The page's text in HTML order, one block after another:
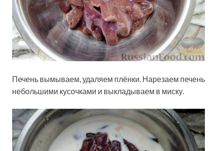
Печень вымываем, удаляем плёнки. Нарезаем печень
небольшими кусочками и выкладываем в миску.